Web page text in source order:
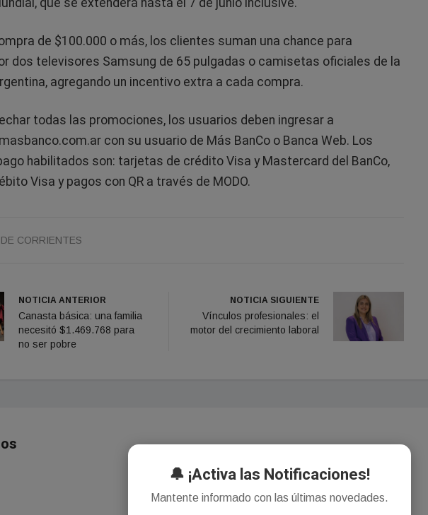
que se extenderá hasta el 7 de junio inclusive.
de $100.000 o más, los clientes suman una chance para
dos televisores Samsung de 65 pulgadas o camisetas oficiales de la
agregando un incentivo extra a cada compra.
todas las promociones, los usuarios deben ingresar a
con su usuario de Más BanCo o Banca Web. Los
habilitados son: tarjetas de crédito Visa y Mastercard del BanCo,
Visa y pagos con QR a través de MODO.
CORRIENTES
NOTICIA ANTERIOR
Canasta básica: una familia
necesitó $1.469.768 para
no ser pobre
NOTICIA SIGUIENTE
Vínculos profesionales: el
motor del crecimiento laboral
¡Sin comentarios aún!
🔔 ¡Activa las Notificaciones!
Mantente informado con las últimas novedades.